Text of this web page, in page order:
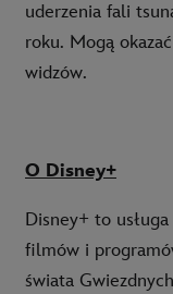
uderzenia fali
roku. Mogą
widzów.
O Disney+
Disney+ to
filmów i
świata